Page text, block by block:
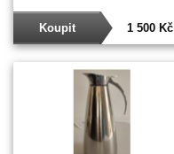
1 500 Kč
Koupit